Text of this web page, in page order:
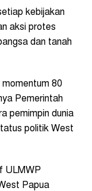
kebijakan
aksi protes
dan tanah
80
Pemerintah
pemimpin dunia
politik West
ULMWP
Papua